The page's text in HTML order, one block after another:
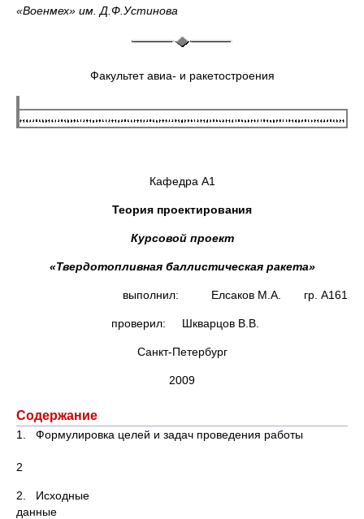
«Военмех» им. Д.Ф.Устинова
Факультет авиа- и ракетостроения
Кафедра А1
Теория проектирования
Курсовой проект
«Твердотопливная баллистическая ракета»
выполнил: Елсаков М.А. гр. А161
проверил: Шкварцов В.В.
Санкт-Петербург
2009
Содержание
1. Формулировка целей и задач проведения работы
2
2. Исходные